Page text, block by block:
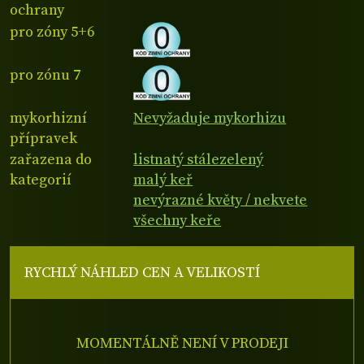
ochrany
pro zóny 5+6
pro zónu 7
mykorhizní
přípravek
Nevyžaduje mykorhizu
zařazena do
kategorií
listnatý stálezelený
malý keř
nevýrazné květy / nekvete
všechny keře
RYCHLÝ NÁHLED CEN A VELIKOSTÍ
MOMENTÁLNĚ NENÍ V PRODEJI